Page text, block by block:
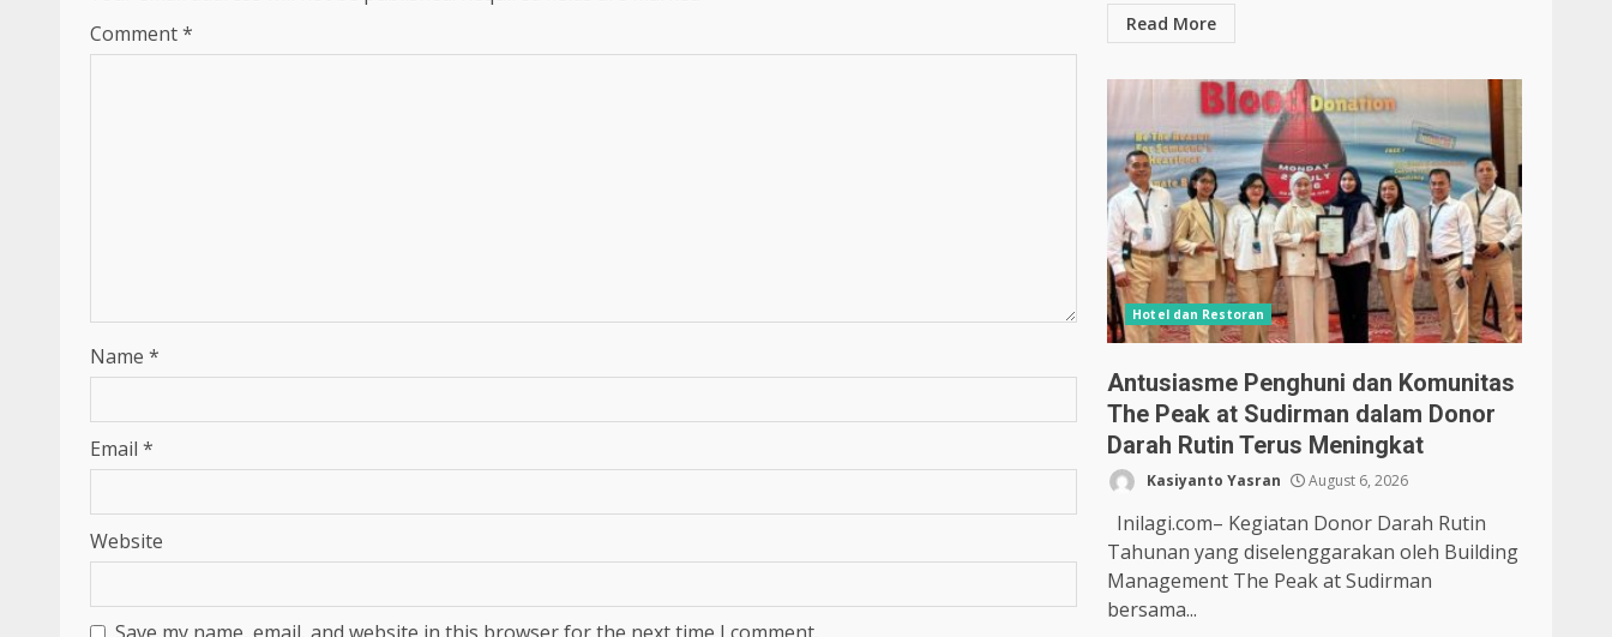
Comment*
Name *
Email *
Website
Read More
Hotel dan Restoran
Antusiasme Penghuni dan Komunitas
The Peak at Sudirman dalam Donor
Darah Rutin Terus Meningkat
Kasiyanto Yasran August 6, 2026
Inilagi.com– Kegiatan Donor Darah Rutin
Tahunan yang diselenggarakan oleh Building
Management The Peak at Sudirman
bersama...